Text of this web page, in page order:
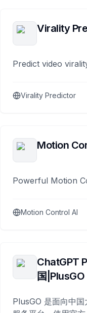
Virality
Predict video
Virality Predictor
Motion
Powerful Motion
Motion Control AI
ChatGPT
国|PlusGO
PlusGO 是面向中